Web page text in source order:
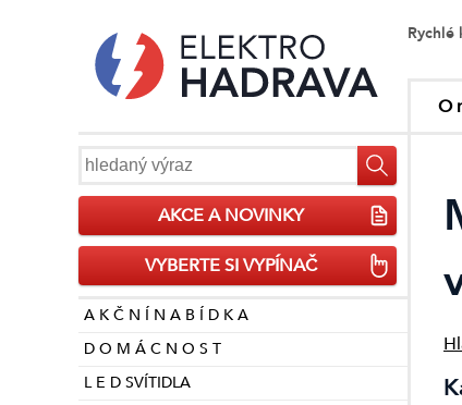
Rychlé
O
AKCE A NOVINKY
VYBERTE SI VYPÍNAČ
A K Č N Í N A B Í D K A
D O M Á C N O S T
L E D SVÍTIDLA